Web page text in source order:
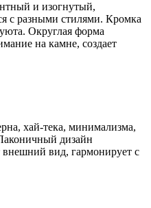
и изогнутый,
с разными стилями. Кромка
Округлая форма
на камне, создает
хай-тека, минимализма,
дизайн
внешний вид, гармонирует с